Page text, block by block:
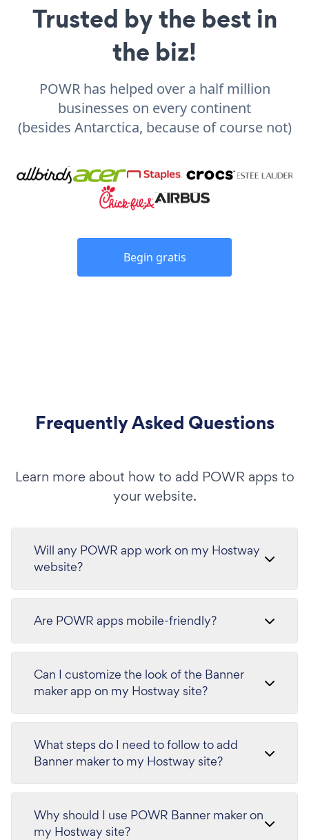
Trusted by the best in
the biz!
POWR has helped over a half million
businesses on every continent
(besides Antarctica, because of course not)
Begin gratis
Frequently Asked Questions
Learn more about how to add POWR apps to
your website.
Will any POWR app work on my Hostway
website?
Are POWR apps mobile-friendly?
Can I customize the look of the Banner
maker app on my Hostway site?
What steps do I need to follow to add
Banner maker to my Hostway site?
Why should I use POWR Banner maker on
my Hostway site?